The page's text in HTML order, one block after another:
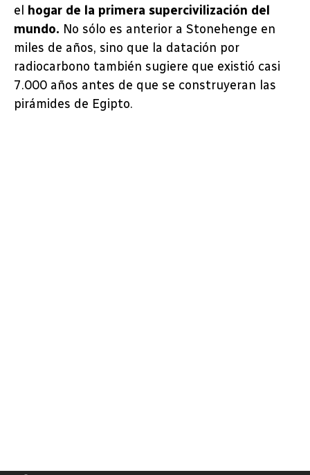
el hogar de la primera supercivilización del
mundo. No sólo es anterior a Stonehenge en
miles de años, sino que la datación por
radiocarbono también sugiere que existió casi
7.000 años antes de que se construyeran las
pirámides de Egipto.